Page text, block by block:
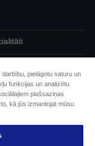
datiem
pielāgotu saturu un
funkcijas un analizētu
plašsaziņas
kā jūs izmantojat mūsu